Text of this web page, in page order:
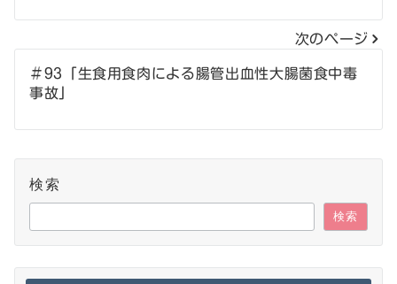
ナ
ビ
ゲ
シ
ョ
次のページ
＃93「生食用食肉による腸管出血性大腸菌食中毒
事故」
検索
検索